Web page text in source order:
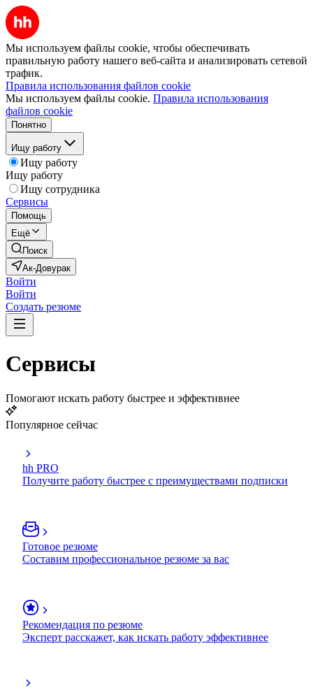
Мы используем файлы cookie, чтобы обеспечивать
правильную работу нашего веб-сайта и анализировать сетевой
трафик.
Правила использования файлов cookie
Мы используем файлы cookie. Правила использования
файлов cookie
Понятно
Ищу работу
Ищу работу
Ищу работу
Ищу сотрудника
Сервисы
Помощь
Ещё
Поиск
Ак-Довурак
Войти
Войти
Создать резюме
Сервисы
Помогают искать работу быстрее и эффективнее
Популярное сейчас
hh PRO
Получите работу быстрее с преимуществами подписки
Готовое резюме
Составим профессиональное резюме за вас
Рекомендация по резюме
Эксперт расскажет, как искать работу эффективнее